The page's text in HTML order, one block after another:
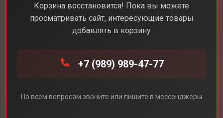
Xiaomi 15 Ultra
Корзина восстановится! Пока вы можете
просматривать сайт, интересующие товары
добавлять в корзину
+7 (989) 989-47-77
По всем вопросам звоните или пишите в мессенджеры